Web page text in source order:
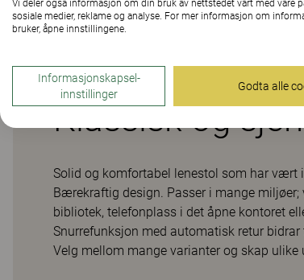
Klassisk og
Solid og komfortabel lenestol som har vært
Bærekraftig design. Passer i mange
bibliotek, telefonplass i det åpne kontoret
Snurrefunksjon med automatisk retur
Velg mellom mange varianter og skap
Vi deler også informasjon om din bruk av nettstedet vårt med våre
sosiale medier, reklame og analyse. For mer informasjon om
bruker, åpne innstillingene.
Informasjonskapsel-
innstillinger
Godta alle